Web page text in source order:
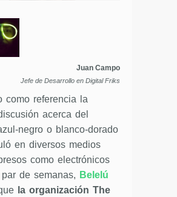
Juan Campo
Jefe de Desarrollo en Digital Friks
como referencia la
acerca del
negro o blanco-dorado
en diversos medios
como electrónicos
de semanas, Belelú
la organización The